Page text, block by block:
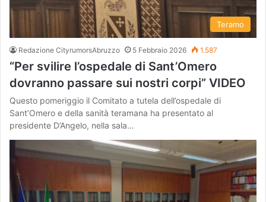
Teramo
Redazione CityrumorsAbruzzo 5 Febbraio 2026 1.587
“Per svilire l’ospedale di Sant’Omero
dovranno passare sui nostri corpi” VIDEO
Questo pomeriggio il Comitato a tutela dell’ospedale di
Sant’Omero e della sanità teramana ha presentato al
presidente D’Angelo, nella sala…